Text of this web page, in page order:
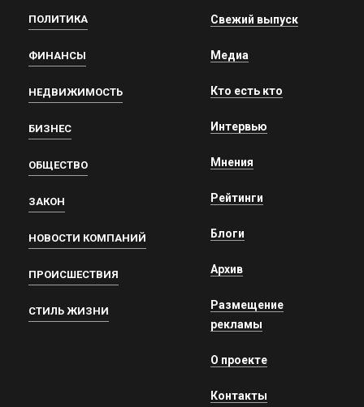
ПОЛИТИКА
ФИНАНСЫ
НЕДВИЖИМОСТЬ
БИЗНЕС
ОБЩЕСТВО
ЗАКОН
НОВОСТИ КОМПАНИЙ
ПРОИСШЕСТВИЯ
СТИЛЬ ЖИЗНИ
Свежий выпуск
Медиа
Кто есть кто
Интервью
Мнения
Рейтинги
Блоги
Архив
Размещение
рекламы
О проекте
Контакты